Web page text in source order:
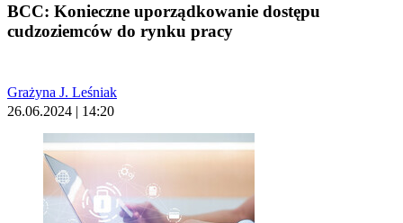
BCC: Konieczne uporządkowanie dostępu
cudzoziemców do rynku pracy
Grażyna J. Leśniak
26.06.2024 | 14:20